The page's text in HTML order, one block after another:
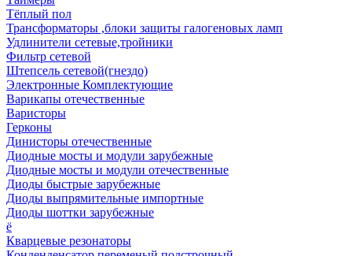
Тёплый пол
Трансформаторы ,блоки защиты галогеновых ламп
Удлинители сетевые,тройники
Фильтр сетевой
Штепсель сетевой(гнездо)
Электронные Комплектующие
Варикапы отечественные
Варисторы
Герконы
Динисторы отечественные
Диодные мосты и модули зарубежные
Диодные мосты и модули отечественные
Диоды быстрые зарубежные
Диоды выпрямительные импортные
Диоды шоттки зарубежные
ё
Кварцевые резонаторы